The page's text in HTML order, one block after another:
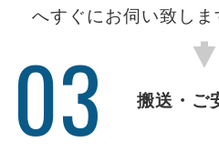
へすぐにお伺い致しま
03 搬送・ご